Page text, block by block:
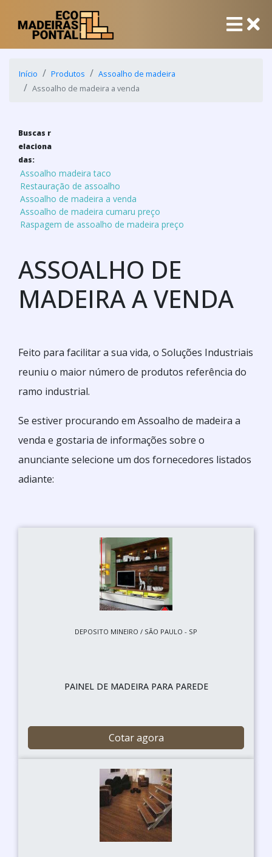
Início Produtos
Assoalho de madeira
Assoalho de madeira a venda
Buscas r
elaciona
das:
Assoalho madeira taco
Restauração de assoalho
Assoalho de madeira a venda
Assoalho de madeira cumaru preço
Raspagem de assoalho de madeira preço
ASSOALHO DE
MADEIRA A VENDA
Feito para facilitar a sua vida, o Soluções Industriais
reuniu o maior número de produtos referência do
ramo industrial.
Se estiver procurando em Assoalho de madeira a
venda e gostaria de informações sobre o
anunciante selecione um dos fornecedores listados
adiante:
DEPOSITO MINEIRO / SÃO PAULO - SP
PAINEL DE MADEIRA PARA PAREDE
Cotar agora